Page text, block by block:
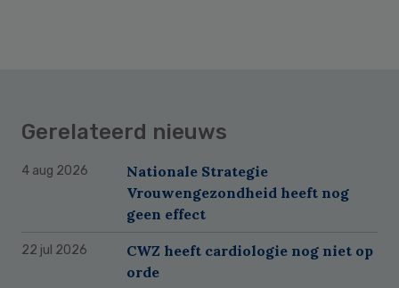
Gerelateerd nieuws
4 aug 2026
Nationale Strategie
Vrouwengezondheid heeft nog
geen effect
22 jul 2026
CWZ heeft cardiologie nog niet op
orde